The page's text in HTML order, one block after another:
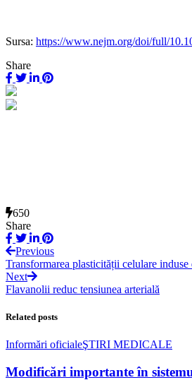
Sursa: https://www.nejm.org/doi/full/
Share
650
Share
Previous
Transformarea plasticității celulare
Next
Flavanolii reduc tensiunea arterială
Related posts
Informări oficialeŞTIRI MEDICALE
Modificări importante în